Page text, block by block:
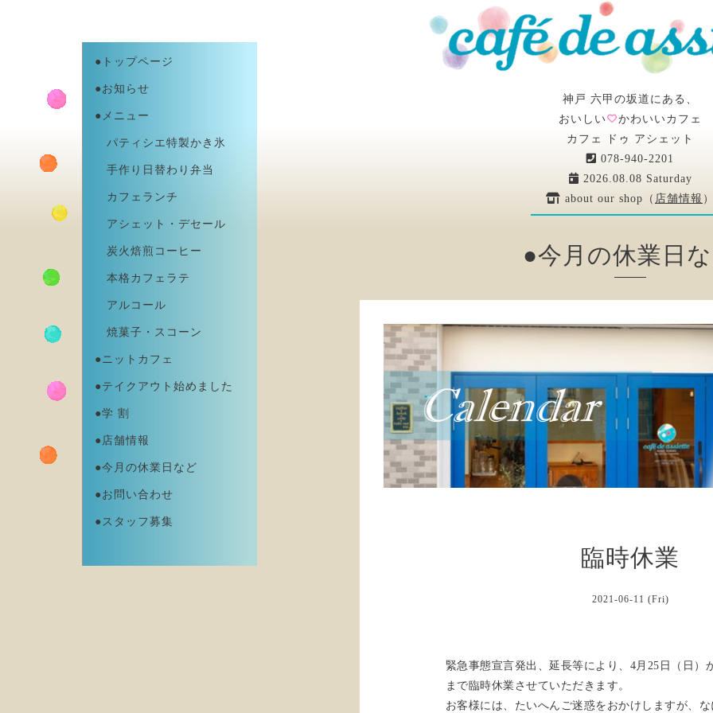
神戸 六甲の坂道にある、
おいしい
かわいいカフェ
カフェ ドゥ アシェット
078-940-2201
2026.08.08 Saturday
about our shop（ 店舗情報
●トップページ
●お知らせ
●メニュー
パティシエ特製かき氷
手作り日替わり弁当
カフェランチ
アシェット・デセール
炭火焙煎コーヒー
本格カフェラテ
アルコール
焼菓子・スコーン
●ニットカフェ
●テイクアウト始めました
●学 割
●店舗情報
●今月の休業日など
●お問い合わせ
●スタッフ募集
●今月の休業日
臨時休業
2021-06-11 (Fri)
緊急事態宣言発出、延長等により、4月25日（日）
まで臨時休業させていただきます。
お客様には、たいへんご迷惑をおかけしますが、